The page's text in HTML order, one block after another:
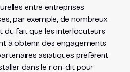
entre entreprises
par exemple, de nombreux
du fait que les interlocuteurs
à obtenir des engagements
asiatiques préfèrent
dans le non-dit pour